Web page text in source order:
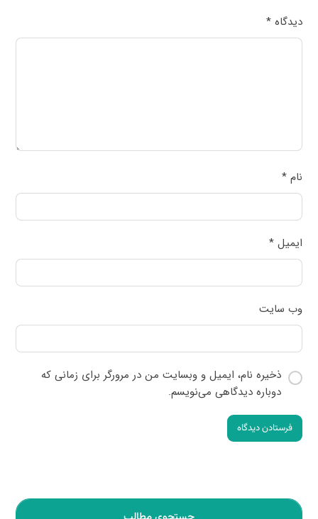
دیدگاه*
نام*
ایمیل*
وب‌ سایت
ذخیره نام، ایمیل و وبسایت من در مرورگر برای زمانی که
دوباره دیدگاهی می‌نویسم.
فرستادن دیدگاه